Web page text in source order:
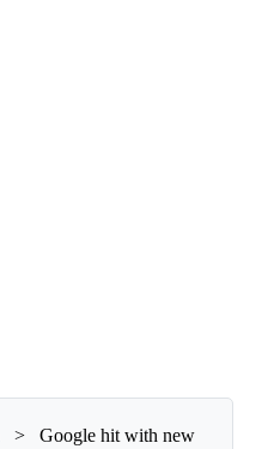
>
Google hit with new